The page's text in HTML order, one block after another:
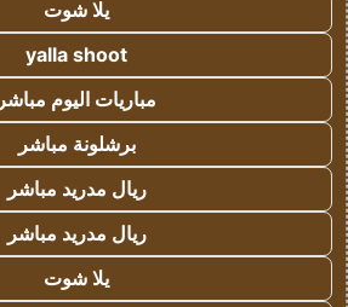
يلا شوت
yalla shoot
مباريات اليوم مباشر
برشلونة مباشر
ريال مدريد مباشر
ريال مدريد مباشر
يلا شوت